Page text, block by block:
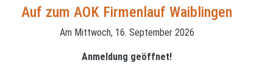
Auf zum AOK Firmenlauf Waiblingen
Am Mittwoch, 16. September 2026
Anmeldung geöffnet!